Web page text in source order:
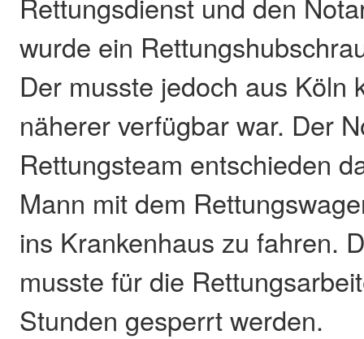
wurde ein
Der musste jedoch aus Köln
näherer verfügbar war. Der
Rettungsteam entschieden
Mann mit dem
ins Krankenhaus zu fahren.
musste für die
Stunden gesperrt werden.